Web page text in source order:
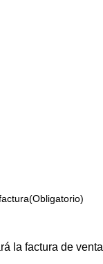
(Obligatorio)
la factura de venta